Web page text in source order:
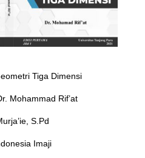
Tiga Dimensi
Rif’at
S.Pd
Imaji